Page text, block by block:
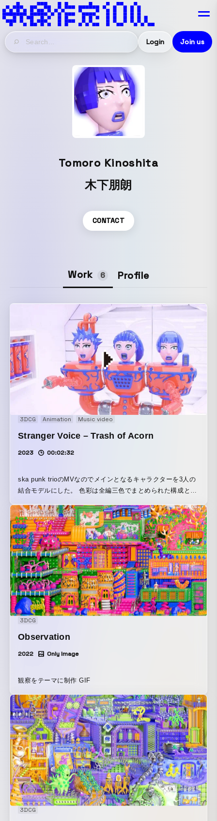
Login Join us
Tomoro Kinoshita
木下朋朗
CONTACT
Work 6 Profile
3DCG Animation Music video
Stranger Voice – Trash of Acorn
2023 00:02:32
ska punk trioのMVなのでメインとなるキャラクターを3人の
結合モデルにした。 色彩は全編三色でまとめられた構成とな
3DCG
Observation
2022 Only Image
観察をテーマに制作 GIF
3DCG